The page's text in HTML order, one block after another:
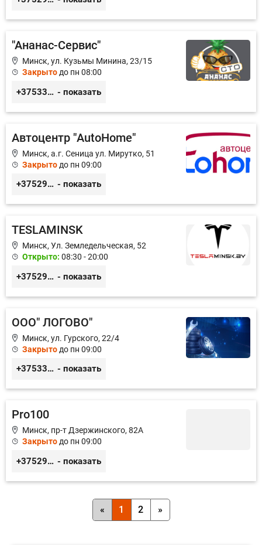
"Ананас-Сервис"
Минск, ул. Кузьмы Минина, 23/15
Закрытодо пн 08:00
+375333458004 - показать
Автоцентр "AutoHome"
Минск, а.г. Сеница ул. Мирутко, 51
Закрыто до пн 09:00
+375291514142 - показать
TESLAMINSK
Минск, Ул. Земледельческая, 52
Открыто: 08:30 - 20:00
+375291335101 - показать
ООО" ЛОГОВО"
Минск, ул. Гурского, 22/4
Закрыто до пн 09:00
+375336666742 - показать
Pro100
Минск, пр-т Дзержинского, 82А
Закрытодо пн 09:00
+375293435656 - показать
« 1 2 »